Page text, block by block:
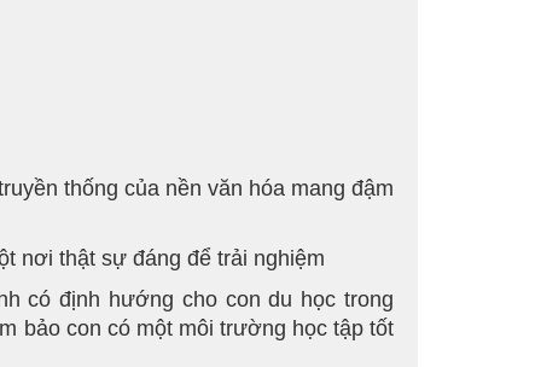
thống của nền văn hóa mang đậm
nơi thật sự đáng để trải nghiệm
có định hướng cho con du học trong
bảo con có một môi trường học tập tốt